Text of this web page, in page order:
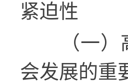
紧迫性
（一
会发展的重